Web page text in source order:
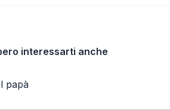
interessarti anche
papà